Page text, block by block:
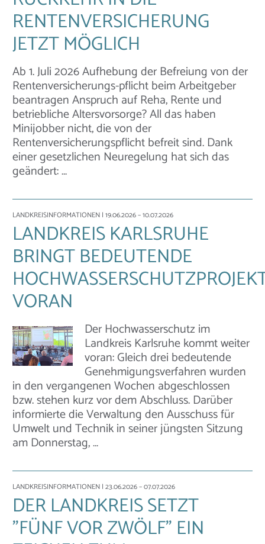
RENTENVERSICHERUNG
JETZT MÖGLICH
Ab 1. Juli 2026 Aufhebung der Befreiung von der
Rentenversicherungs-pflicht beim Arbeitgeber
beantragen Anspruch auf Reha, Rente und
betriebliche Altersvorsorge? All das haben
Minijobber nicht, die von der
Rentenversicherungspflicht befreit sind. Dank
einer gesetzlichen Neuregelung hat sich das
geändert: …
LANDKREISINFORMATIONEN | 19.06.2026 – 10.07.2026
LANDKREIS KARLSRUHE
BRINGT BEDEUTENDE
VORAN
Der Hochwasserschutz im
Landkreis Karlsruhe kommt weiter
voran: Gleich drei bedeutende
Genehmigungsverfahren wurden
in den vergangenen Wochen abgeschlossen
bzw. stehen kurz vor dem Abschluss. Darüber
informierte die Verwaltung den Ausschuss für
Umwelt und Technik in seiner jüngsten Sitzung
am Donnerstag, …
LANDKREISINFORMATIONEN | 23.06.2026 – 07.07.2026
DER LANDKREIS SETZT
"FÜNF VOR ZWÖLF" EIN